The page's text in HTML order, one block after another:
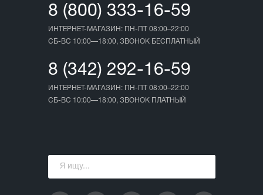
8 (800) 333-16-59
ИНТЕРНЕТ-МАГАЗИН: ПН-ПТ 08:00–22:00
СБ-ВС 10:00—18:00, ЗВОНОК БЕСПЛАТНЫЙ
8 (342) 292-16-59
ИНТЕРНЕТ-МАГАЗИН: ПН-ПТ 08:00–22:00
СБ-ВС 10:00—18:00, ЗВОНОК ПЛАТНЫЙ